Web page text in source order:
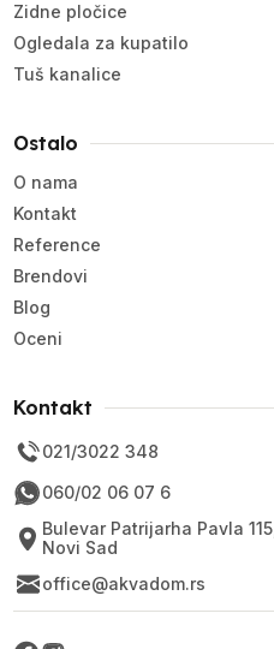
Zidne pločice
Ogledala za kupatilo
Tuš kanalice
Ostalo
O nama
Kontakt
Reference
Brendovi
Blog
Oceni
Kontakt
021/3022 348
060/02 06 07 6
Bulevar Patrijarha Pavla 115,
Novi Sad
office@akvadom.rs